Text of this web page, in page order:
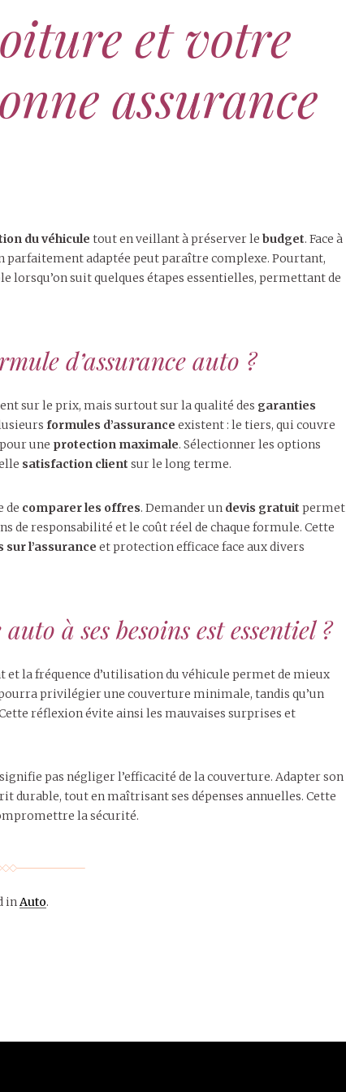
et votre
assurance
du véhicule tout en veillant à préserver le budget. Face à
adaptée peut paraître complexe. Pourtant,
lorsqu’on suit quelques étapes essentielles, permettant de
d’assurance auto ?
sur le prix, mais surtout sur la qualité des garanties
formules d’assurance existent : le tiers, qui couvre
une protection maximale. Sélectionner les options
satisfaction client sur le long terme.
de comparer les offres. Demander un devis gratuit permet
de responsabilité et le coût réel de chaque formule. Cette
sur l’assurance et protection efficace face aux divers
à ses besoins est essentiel ?
et la fréquence d’utilisation du véhicule permet de mieux
privilégier une couverture minimale, tandis qu’un
réflexion évite ainsi les mauvaises surprises et
pas négliger l’efficacité de la couverture. Adapter son
durable, tout en maîtrisant ses dépenses annuelles. Cette
la sécurité.
inAuto.